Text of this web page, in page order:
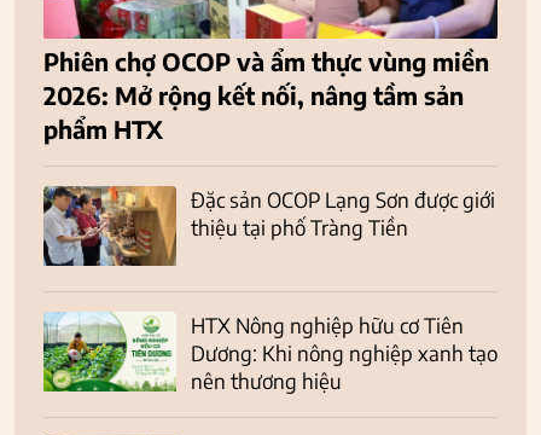
Phiên chợ OCOP và ẩm thực vùng miền
2026: Mở rộng kết nối, nâng tầm sản
phẩm HTX
Đặc sản OCOP Lạng Sơn được giới
thiệu tại phố Tràng Tiền
HTX Nông nghiệp hữu cơ Tiên
Dương: Khi nông nghiệp xanh tạo
nên thương hiệu